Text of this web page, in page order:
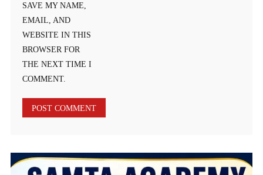
SAVE MY NAME,
EMAIL, AND
WEBSITE IN THIS
BROWSER FOR
THE NEXT TIME I
COMMENT.